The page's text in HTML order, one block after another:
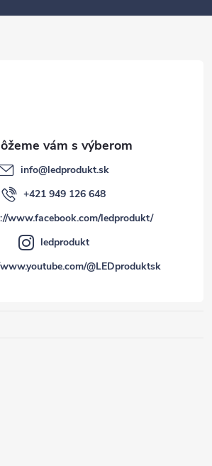
info@ledprodukt.sk
+421 949 126 648
www.facebook.com/ledprodukt/
ledprodukt
@LEDproduktsk